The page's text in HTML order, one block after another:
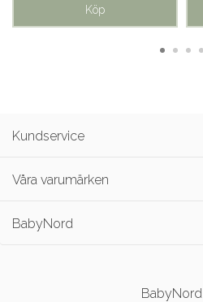
Köp
Kundservice
Våra varumärken
BabyNord